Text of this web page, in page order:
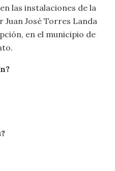
las instalaciones de la
Juan José Torres Landa
en el municipio de